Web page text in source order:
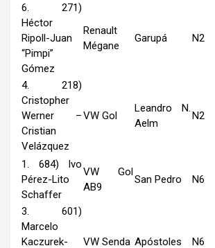
6. 271)
Héctor
Ripoll-Juan
“Pimpi”
Gómez
Renault
Mégane
Garupá N2
4. 218)
Cristopher
Werner –
Cristian
Velázquez
VW Gol
Leandro N.
Aelm
N2
1. 684) Ivo
Pérez-Lito
Schaffer
VW Gol
AB9
San Pedro N6
3. 601)
Marcelo
Kaczurek-
VW Senda Apóstoles N6